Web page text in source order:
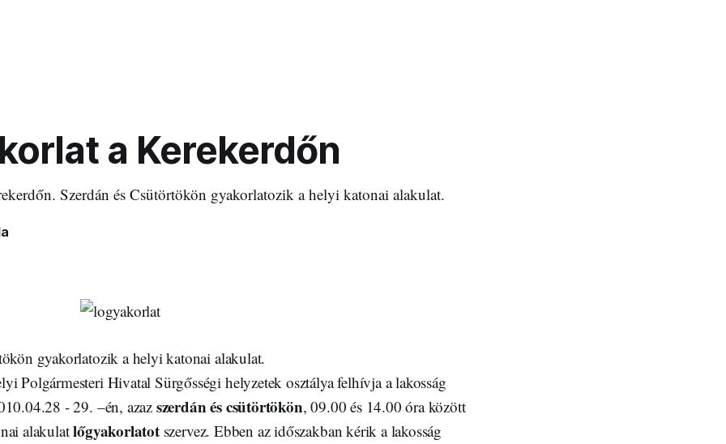
a Kerekerdőn
Szerdán és Csütörtökön gyakorlatozik a helyi katonai alakulat.
gyakorlatozik a helyi katonai alakulat.
Polgármesteri Hivatal Sürgősségi helyzetek osztálya felhívja a lakosság
- 29. –én, azaz szerdán és csütörtökön, 09.00 és 14.00 óra között
alakulatlőgyakorlatot szervez. Ebben az időszakban kérik a lakosság